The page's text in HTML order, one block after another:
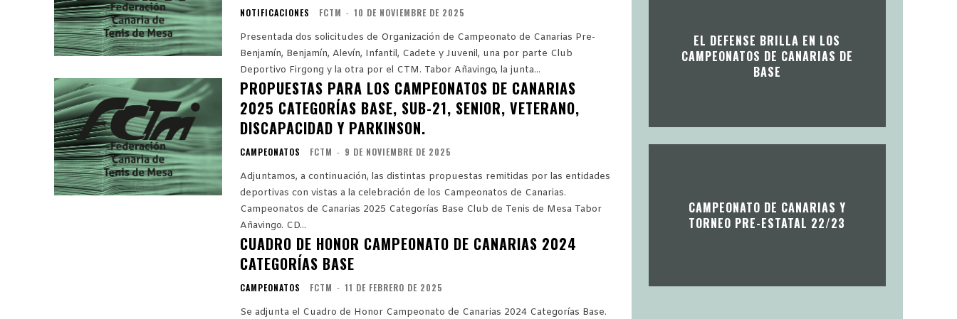
NOTIFICACIONES FCTM - 10 DE NOVIEMBRE DE 2025
Presentada dos solicitudes de Organización de Campeonato de Canarias Pre-
Benjamín, Benjamín, Alevín, Infantil, Cadete y Juvenil, una por parte Club
Deportivo Firgong y la otra por el CTM. Tabor Añavingo, la junta...
PROPUESTAS PARA LOS CAMPEONATOS DE CANARIAS
2025 CATEGORÍAS BASE, SUB-21, SENIOR, VETERANO,
DISCAPACIDAD Y PARKINSON.
CAMPEONATOS FCTM - 9 DE NOVIEMBRE DE 2025
Adjuntamos, a continuación, las distintas propuestas remitidas por las entidades
deportivas con vistas a la celebración de los Campeonatos de Canarias.
Campeonatos de Canarias 2025 Categorías Base Club de Tenis de Mesa Tabor
Añavingo. CD...
CUADRO DE HONOR CAMPEONATO DE CANARIAS 2024
CATEGORÍAS BASE
CAMPEONATOS FCTM - 11 DE FEBRERO DE 2025
Se adjunta el Cuadro de Honor Campeonato de Canarias 2024 Categorías Base.
EL DEFENSE BRILLA EN LOS
CAMPEONATOS DE CANARIAS DE
BASE
CAMPEONATO DE CANARIAS Y
TORNEO PRE-ESTATAL 22/23